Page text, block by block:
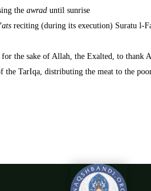
theawrad until sunrise.
reciting (during its execution) Suratu l-
the sake of Allah, the Exalted, to
TarIqa, distributing the meat to the